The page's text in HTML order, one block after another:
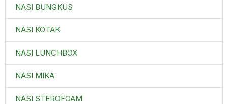
NASI BUNGKUS
NASI KOTAK
NASI LUNCHBOX
NASI MIKA
NASI STEROFOAM